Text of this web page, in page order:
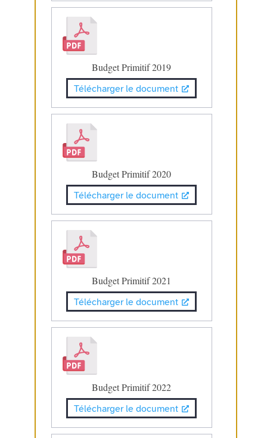
Budget Primitif 2019
Télécharger le document
Budget Primitif 2020
Télécharger le document
Budget Primitif 2021
Télécharger le document
Budget Primitif 2022
Télécharger le document